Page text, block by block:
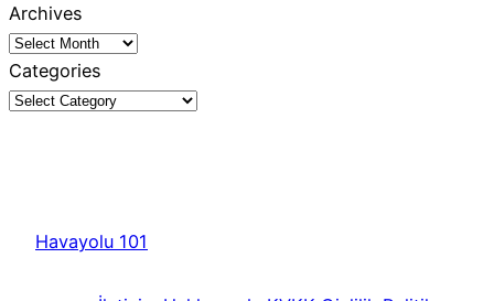
Archives
Categories
Havayolu 101